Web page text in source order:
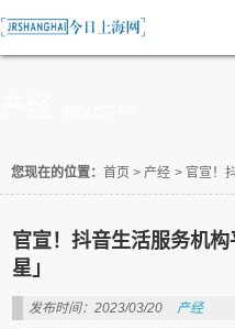
您现在的位置： 首页 > 产经 > 官宣！
官宣！抖音生活服务机
星」
发布时间：2023/03/20 产经